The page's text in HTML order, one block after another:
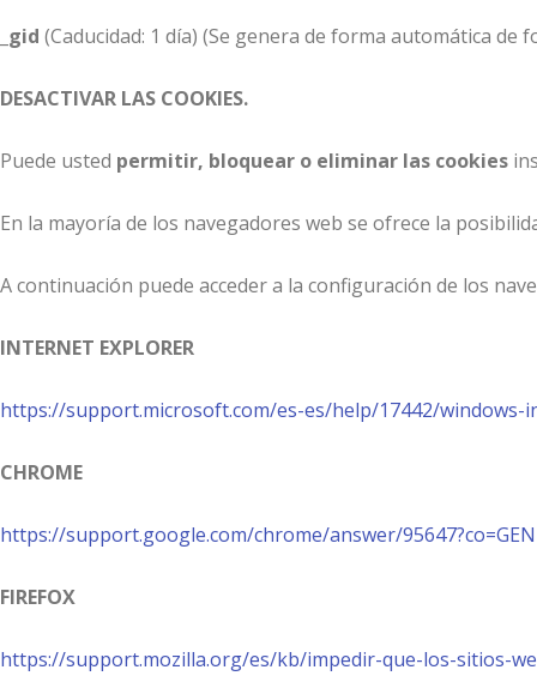
_gid (Caducidad: 1 día) (Se genera de forma automática
DESACTIVAR LAS COOKIES.
Puede usted permitir, bloquear o eliminar las cookies
En la mayoría de los navegadores web se ofrece la
A continuación puede acceder a la configuración de los
INTERNET EXPLORER
https://support.microsoft.com/es-es/help/17442/
CHROME
https://support.google.com/chrome/answer/
FIREFOX
https://support.mozilla.org/es/kb/impedir-que-los-sitios-